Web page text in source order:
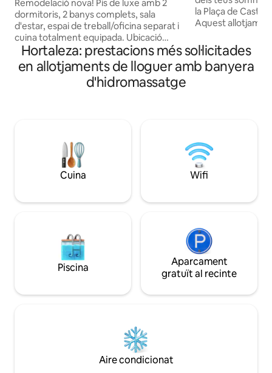
Remodelació nova! Pis de luxe amb 2
dormitoris, 2 banys complets, sala
d'estar, espai de treball/oficina separat i
cuina totalment equipada. Ubicació
immillorable! Esglaons fins a Chueca
Plaza. A 5 minuts de Gran Via i a 15
minuts del Museu del Prado a peu. El
dormitori principal té un bany privat amb
tenen matalassos de luxe. Llicència
turística: VT 4079
la Plaça de
Aquest
dissenyat per
expectatives.
casa s'han
Hortaleza: prestacions més sol·licitades
en allotjaments de lloguer amb banyera
d'hidromassatge
Cuina Wifi
Piscina
Aparcament
gratuït al recinte
Aire condicionat